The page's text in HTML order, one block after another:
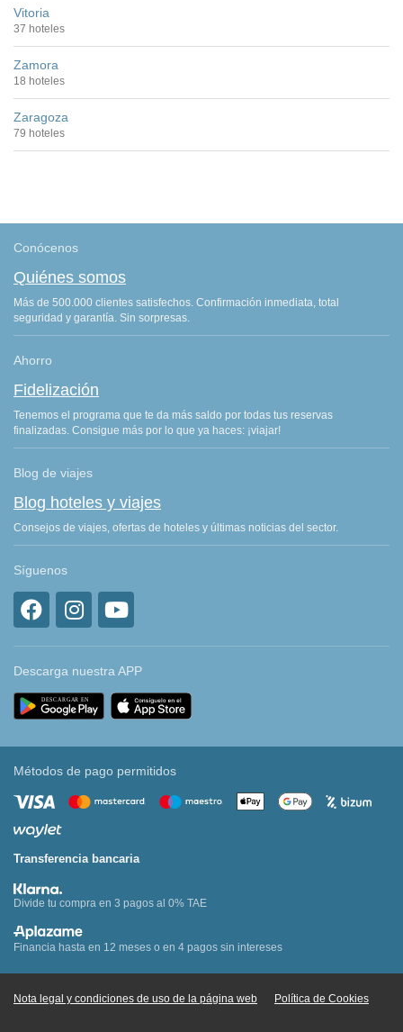
Vitoria
37 hoteles
Zamora
18 hoteles
Zaragoza
79 hoteles
Conócenos
Quiénes somos
Más de 500.000 clientes satisfechos. Confirmación inmediata, total
seguridad y garantía. Sin sorpresas.
Ahorro
Fidelización
Tenemos el programa que te da más saldo por todas tus reservas
finalizadas. Consigue más por lo que ya haces: ¡viajar!
Blog de viajes
Blog hoteles y viajes
Consejos de viajes, ofertas de hoteles y últimas noticias del sector.
Síguenos
Descarga nuestra APP
Métodos de pago permitidos
Transferencia bancaria
Divide tu compra en 3 pagos al 0% TAE
Financia hasta en 12 meses o en 4 pagos sin intereses
Nota legal y condiciones de uso de la página web Política de Cookies